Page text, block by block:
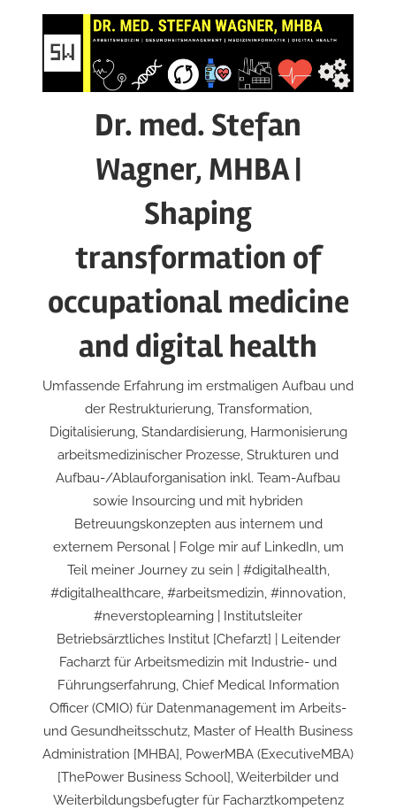
springen
Dr. med. Stefan
Wagner, MHBA |
Shaping
transformation of
occupational medicine
and digital health
Umfassende Erfahrung im erstmaligen Aufbau und
der Restrukturierung, Transformation,
Digitalisierung, Standardisierung, Harmonisierung
arbeitsmedizinischer Prozesse, Strukturen und
Aufbau-/Ablauforganisation inkl. Team-Aufbau
sowie Insourcing und mit hybriden
Betreuungskonzepten aus internem und
externem Personal | Folge mir auf LinkedIn, um
Teil meiner Journey zu sein | #digitalhealth,
#digitalhealthcare, #arbeitsmedizin, #innovation,
#neverstoplearning | Institutsleiter
Betriebsärztliches Institut [Chefarzt] | Leitender
Facharzt für Arbeitsmedizin mit Industrie- und
Führungserfahrung, Chief Medical Information
Officer (CMIO) für Datenmanagement im Arbeits-
und Gesundheitsschutz, Master of Health Business
Administration [MHBA], PowerMBA (ExecutiveMBA)
[ThePower Business School], Weiterbilder und
Weiterbildungsbefugter für Facharztkompetenz